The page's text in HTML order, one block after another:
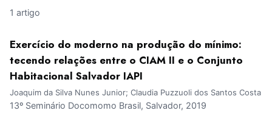
1 artigo
Exercício do moderno na produção do mínimo:
tecendo relações entre o CIAM II e o Conjunto
Habitacional Salvador IAPI
Joaquim da Silva Nunes Junior; Claudia Puzzuoli dos Santos Costa
13º Seminário Docomomo Brasil, Salvador, 2019